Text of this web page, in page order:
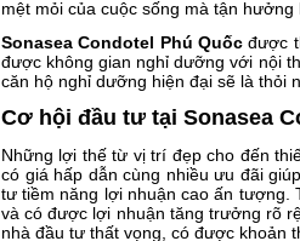
mệt mỏi của cuộc sống mà tận hưởng
Sonasea Condotel Phú Quốc được
được không gian nghỉ dưỡng với nội
căn hộ nghỉ dưỡng hiện đại sẽ là thỏi
Cơ hội đầu tư tại Sonasea
Những lợi thế từ vị trí đẹp cho đến
có giá hấp dẫn cùng nhiều ưu đãi
tư tiềm năng lợi nhuận cao ấn tượng.
và có được lợi nhuận tăng trưởng rõ
nhà đầu tư thất vọng, có được khoản